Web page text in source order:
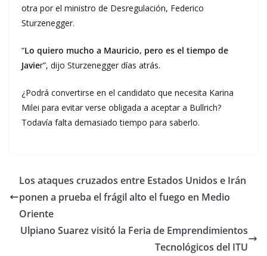
otra por el ministro de Desregulación, Federico
Sturzenegger.
“Lo quiero mucho a Mauricio, pero es el tiempo de
Javier”, dijo Sturzenegger días atrás.
¿Podrá convertirse en el candidato que necesita Karina
Milei para evitar verse obligada a aceptar a Bullrich?
Todavía falta demasiado tiempo para saberlo.
Los ataques cruzados entre Estados Unidos e Irán
ponen a prueba el frágil alto el fuego en Medio
Oriente
Ulpiano Suarez visitó la Feria de Emprendimientos
Tecnológicos del ITU